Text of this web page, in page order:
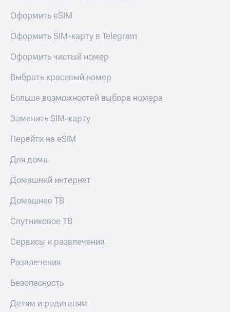
Оформить eSIM
Оформить SIM-карту в Telegram
Оформить чистый номер
Выбрать красивый номер
Больше возможностей выбора номера
Заменить SIM-карту
Перейти на eSIM
Для дома
Домашний интернет
Домашнее ТВ
Спутниковое ТВ
Сервисы и развлечения
Развлечения
Безопасность
Детям и родителям